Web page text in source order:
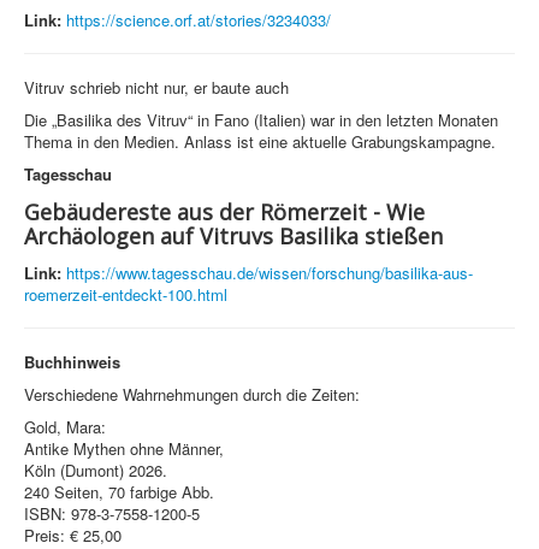
Link: https://science.orf.at/stories/3234033/
Vitruv schrieb nicht nur, er baute auch
Die „Basilika des Vitruv“ in Fano (Italien) war in den letzten Monaten
Thema in den Medien. Anlass ist eine aktuelle Grabungskampagne.
Tagesschau
Gebäudereste aus der Römerzeit - Wie
Archäologen auf Vitruvs Basilika stießen
Link: https://www.tagesschau.de/wissen/forschung/basilika-aus-
roemerzeit-entdeckt-100.html
Buchhinweis
Verschiedene Wahrnehmungen durch die Zeiten:
Gold, Mara:
Antike Mythen ohne Männer,
Köln (Dumont) 2026.
240 Seiten, 70 farbige Abb.
ISBN: 978-3-7558-1200-5
Preis: € 25,00